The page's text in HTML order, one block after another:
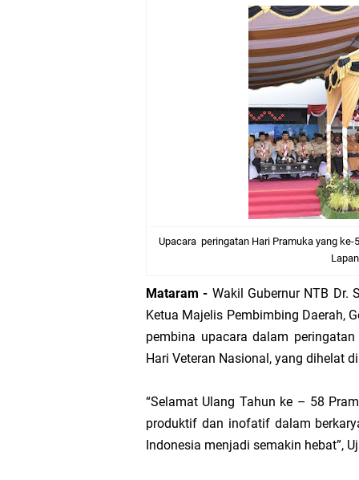
Tim URC Polres
Polsek Gunungsari
Samapta Polresta
Kapolsek
Sosialisasi Pilkades
Kapolsek Lingsar
Sambut HUT RI ke-
Dua Residivis
Kapolda NTB
Upacara peringatan Hari Pramuka yang
Mataram - Wakil Gubernur NTB Dr.
Ketua Majelis Pembimbing Daerah,
pembina upacara dalam
Hari Veteran Nasional, yang dihelat
“Selamat Ulang Tahun ke – 58
produktif dan inofatif dalam
Indonesia menjadi semakin hebat”,